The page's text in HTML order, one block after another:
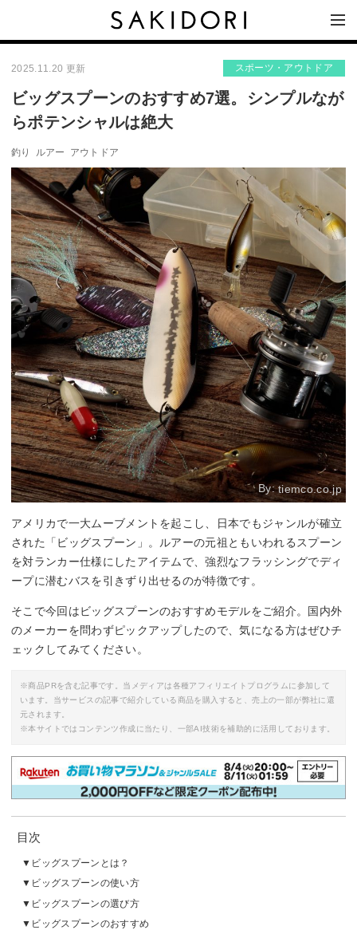
2025.11.20 更新 スポーツ・アウトドア
ビッグスプーンのおすすめ7選。シンプルなが
らポテンシャルは絶大
釣り ルアー アウトドア
By:tiemco.co.jp
アメリカで一大ムーブメントを起こし、日本でもジャンルが確立
された「ビッグスプーン」。ルアーの元祖ともいわれるスプーン
を対ランカー仕様にしたアイテムで、強烈なフラッシングでディ
ープに潜むバスを引きずり出せるのが特徴です。
そこで今回はビッグスプーンのおすすめモデルをご紹介。国内外
のメーカーを問わずピックアップしたので、気になる方はぜひチ
ェックしてみてください。
※商品PRを含む記事です。当メディアは各種アフィリエイトプログラムに参加して
います。当サービスの記事で紹介している商品を購入すると、売上の一部が弊社に還
元されます。
※本サイトではコンテンツ作成に当たり、一部AI技術を補助的に活用しております。
目次
ビッグスプーンとは？
ビッグスプーンの使い方
ビッグスプーンの選び方
ビッグスプーンのおすすめ